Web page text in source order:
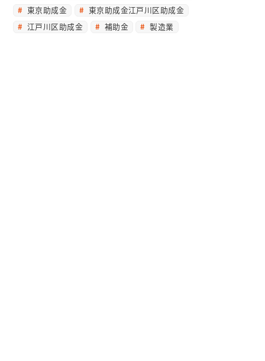
東京助成金
東京助成金江戸川区助成金
江戸川区助成金
補助金 製造業